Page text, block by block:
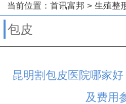
当前位置： 首讯富邦 > 生殖整
包皮
昆明割包皮医院哪家
及费用